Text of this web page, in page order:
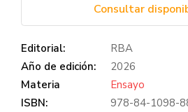
Consultar
Editorial:
RBA
Año de edición:
2026
Materia
Ensayo
ISBN:
978-84-1098-